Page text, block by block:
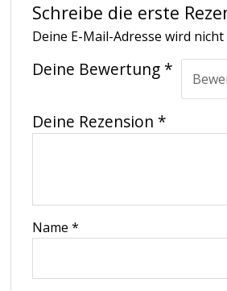
Schreibe die erste
Deine E-Mail-Adresse wird
Deine Bewertung *
Deine Rezension *
Name*